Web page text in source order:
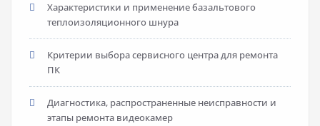
Характеристики и применение базальтового
теплоизоляционного шнура
Критерии выбора сервисного центра для ремонта
ПК
Диагностика, распространенные неисправности и
этапы ремонта видеокамер